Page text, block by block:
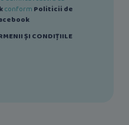
conform Politicii de
.
ȘI CONDIȚIILE